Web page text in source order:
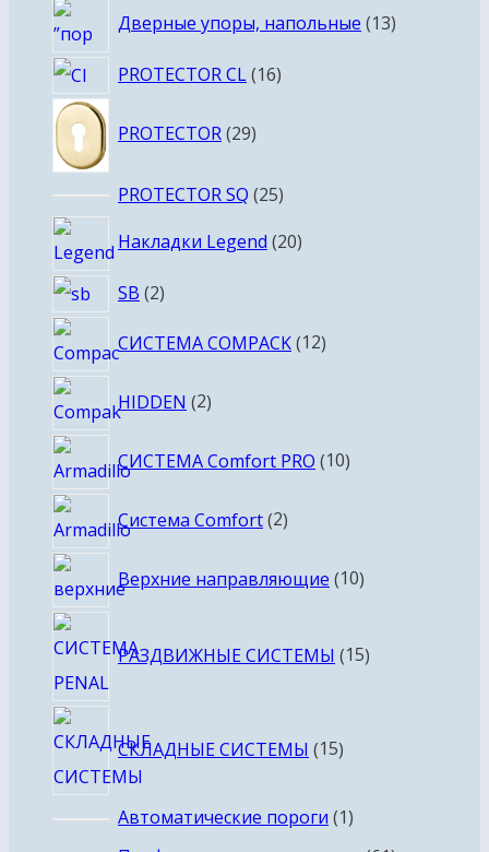
Дверные упоры, напольные 1313
PROTECTOR CL 1616
PROTECTOR 29
товаров
PROTECTOR SQ 2525
Накладки Legend 2020
SB 22
СИСТЕМА COMPACK 1212
HIDDEN 22
СИСТЕМА Comfort PRO 1010
Система Comfort 22
Верхние направляющие 1010
РАЗДВИЖНЫЕ СИСТЕМЫ 15товаров
СКЛАДНЫЕ СИСТЕМЫ 15товаров
Автоматические пороги 11